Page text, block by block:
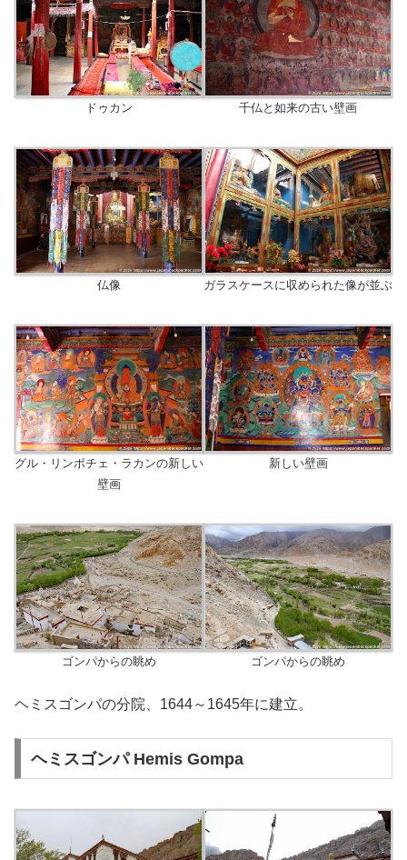
ドゥカン 千仏と如来の古い壁画
仏像 ガラスケースに収められた像が並ぶ
グル・リンポチェ・ラカンの新しい
壁画
新しい壁画
ゴンパからの眺め ゴンパからの眺め
ヘミスゴンパの分院、1644～1645年に建立。
ヘミスゴンパ Hemis Gompa